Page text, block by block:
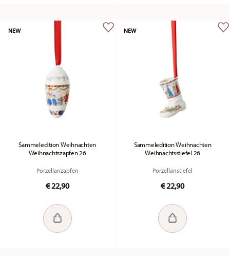
Sammeledition Weihnachten
Weihnachtszapfen 26
Porzellanzapfen
€ 22,90
NEW
Sammeledition Weihnachten
Weihnachtsstiefel 26
Porzellanstiefel
€ 22,90
NEW